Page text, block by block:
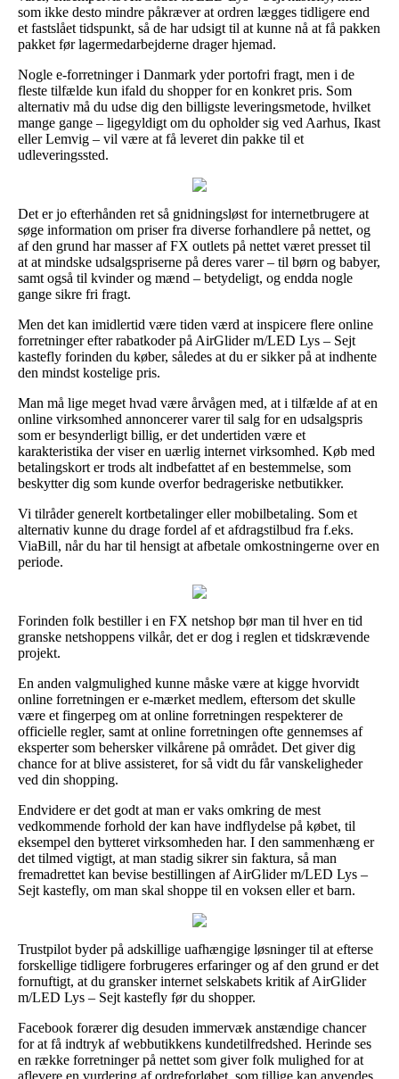
som ikke desto mindre påkræver at ordren lægges tidligere end
et fastslået tidspunkt, så de har udsigt til at kunne nå at få pakken
pakket før lagermedarbejderne drager hjemad.
Nogle e-forretninger i Danmark yder portofri fragt, men i de
fleste tilfælde kun ifald du shopper for en konkret pris. Som
alternativ må du udse dig den billigste leveringsmetode, hvilket
mange gange – ligegyldigt om du opholder sig ved Aarhus, Ikast
eller Lemvig – vil være at få leveret din pakke til et
udleveringssted.
Det er jo efterhånden ret så gnidningsløst for internetbrugere at
søge information om priser fra diverse forhandlere på nettet, og
af den grund har masser af FX outlets på nettet været presset til
at at mindske udsalgspriserne på deres varer – til børn og babyer,
samt også til kvinder og mænd – betydeligt, og endda nogle
gange sikre fri fragt.
Men det kan imidlertid være tiden værd at inspicere flere online
forretninger efter rabatkoder på AirGlider m/LED Lys – Sejt
kastefly forinden du køber, således at du er sikker på at indhente
den mindst kostelige pris.
Man må lige meget hvad være årvågen med, at i tilfælde af at en
online virksomhed annoncerer varer til salg for en udsalgspris
som er besynderligt billig, er det undertiden være et
karakteristika der viser en uærlig internet virksomhed. Køb med
betalingskort er trods alt indbefattet af en bestemmelse, som
beskytter dig som kunde overfor bedrageriske netbutikker.
Vi tilråder generelt kortbetalinger eller mobilbetaling. Som et
alternativ kunne du drage fordel af et afdragstilbud fra f.eks.
ViaBill, når du har til hensigt at afbetale omkostningerne over en
periode.
Forinden folk bestiller i en FX netshop bør man til hver en tid
granske netshoppens vilkår, det er dog i reglen et tidskrævende
projekt.
En anden valgmulighed kunne måske være at kigge hvorvidt
online forretningen er e-mærket medlem, eftersom det skulle
være et fingerpeg om at online forretningen respekterer de
officielle regler, samt at online forretningen ofte gennemses af
eksperter som behersker vilkårene på området. Det giver dig
chance for at blive assisteret, for så vidt du får vanskeligheder
ved din shopping.
Endvidere er det godt at man er vaks omkring de mest
vedkommende forhold der kan have indflydelse på købet, til
eksempel den bytteret virksomheden har. I den sammenhæng er
det tilmed vigtigt, at man stadig sikrer sin faktura, så man
fremadrettet kan bevise bestillingen af AirGlider m/LED Lys –
Sejt kastefly, om man skal shoppe til en voksen eller et barn.
Trustpilot byder på adskillige uafhængige løsninger til at efterse
forskellige tidligere forbrugeres erfaringer og af den grund er det
fornuftigt, at du gransker internet selskabets kritik af AirGlider
m/LED Lys – Sejt kastefly før du shopper.
Facebook forærer dig desuden immervæk anstændige chancer
for at få indtryk af webbutikkens kundetilfredshed. Herinde ses
en række forretninger på nettet som giver folk mulighed for at
aflevere en vurdering af ordreforløbet, som tillige kan anvendes